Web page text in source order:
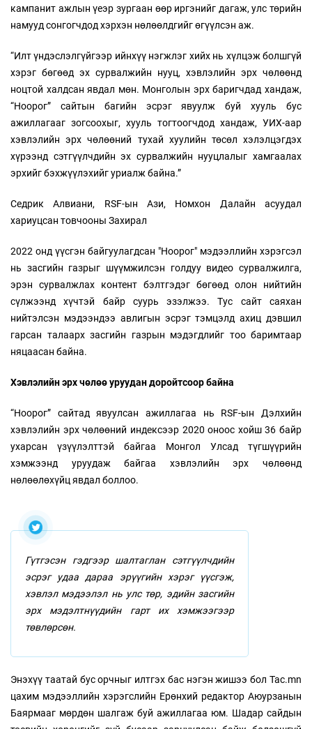
кампанит ажлын үеэр зургаан өөр иргэнийг дагаж, улс төрийн
намууд сонгогчдод хэрхэн нөлөөлдгийг өгүүлсэн аж.
“Илт үндэслэлгүйгээр ийнхүү нэгжлэг хийх нь хүлцэж болшгүй
хэрэг бөгөөд эх сурвалжийн нууц, хэвлэлийн эрх чөлөөнд
ноцтой халдсан явдал мөн. Монголын эрх баригчдад хандаж,
“Ноорог” сайтын багийн эсрэг явуулж буй хууль бус
ажиллагааг зогсоохыг, хууль тогтоогчдод хандаж, УИХ-аар
хэвлэлийн эрх чөлөөний тухай хуулийн төсөл хэлэлцэгдэх
хүрээнд сэтгүүлчдийн эх сурвалжийн нууцлалыг хамгаалах
эрхийг бэхжүүлэхийг уриалж байна.”
Седрик Алвиани, RSF-ын Ази, Номхон Далайн асуудал
хариуцсан товчооны Захирал
2022 онд үүсгэн байгуулагдсан "Ноорог" мэдээллийн хэрэгсэл
нь засгийн газрыг шүүмжилсэн голдуу видео сурвалжилга,
эрэн сурвалжлах контент бэлтгэдэг бөгөөд олон нийтийн
сүлжээнд хүчтэй байр суурь эзэлжээ. Тус сайт саяхан
нийтэлсэн мэдээндээ авлигын эсрэг тэмцэлд ахиц дэвшил
гарсан талаарх засгийн газрын мэдэгдлийг тоо баримтаар
няцаасан байна.
Хэвлэлийн эрх чөлөө уруудан доройтсоор байна
“Ноорог” сайтад явуулсан ажиллагаа нь RSF-ын Дэлхийн
хэвлэлийн эрх чөлөөний индексээр 2020 оноос хойш 36 байр
ухарсан үзүүлэлттэй байгаа Монгол Улсад түгшүүрийн
хэмжээнд уруудаж байгаа хэвлэлийн эрх чөлөөнд
нөлөөлөхүйц явдал боллоо.
Гүтгэсэн гэдгээр шалтаглан сэтгүүлчдийн
эсрэг удаа дараа эрүүгийн хэрэг үүсгэж,
хэвлэл мэдээлэл нь улс төр, эдийн засгийн
эрх мэдэлтнүүдийн гарт их хэмжээгээр
төвлөрсөн.
Энэхүү таатай бус орчныг илтгэх бас нэгэн жишээ бол Tac.mn
цахим мэдээллийн хэрэгслийн Ерөнхий редактор Аюурзанын
Баярмааг мөрдөн шалгаж буй ажиллагаа юм. Шадар сайдын